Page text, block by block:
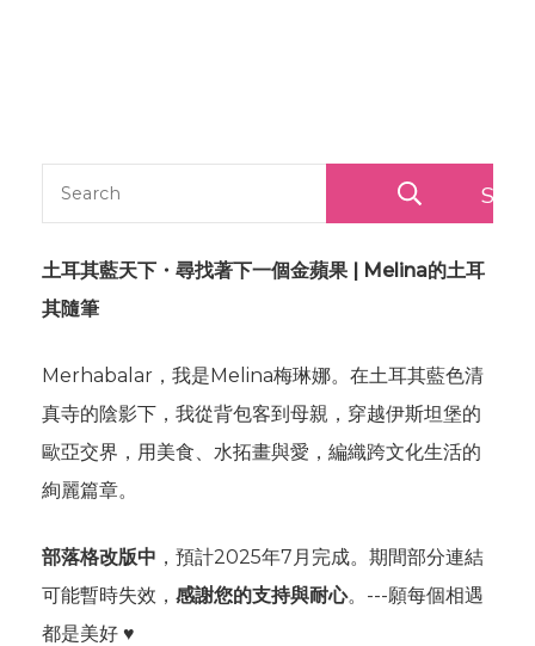
土耳其藍天下・尋找著下一個金蘋果 | Melina的土耳
其隨筆
Merhabalar，我是Melina梅琳娜。在土耳其藍色清
真寺的陰影下，我從背包客到母親，穿越伊斯坦堡的
歐亞交界，用美食、水拓畫與愛，編織跨文化生活的
絢麗篇章。
部落格改版中 ，預計2025年7月完成。期間部分連結
可能暫時失效， 感謝您的支持與耐心。---願每個相遇
都是美好 ♥